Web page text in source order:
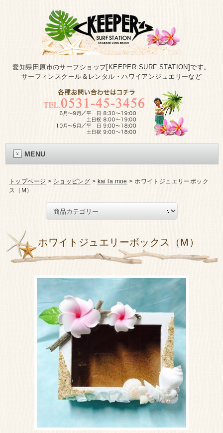
愛知県田原市のサーフショップ[KEEPER SURF STATION]です。
サーフィンスクール＆レンタル・ハワイアンジュエリーなど
MENU
トップページ > ショッピング > kai la moe >ホワイトジュエリーボック
ス（M）
ホワイトジュエリーボックス（M）